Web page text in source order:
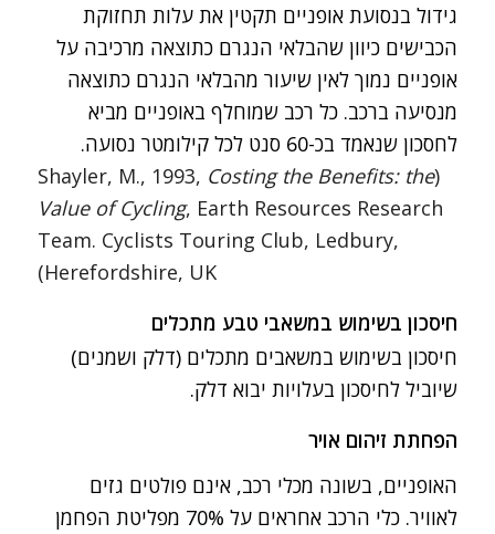
גידול בנסועת אופניים תקטין את עלות תחזוקת
הכבישים כיוון שהבלאי הנגרם כתוצאה מרכיבה על
אופניים נמוך לאין שיעור מהבלאי הנגרם כתוצאה
מנסיעה ברכב. כל רכב שמוחלף באופניים מביא
לחסכון שנאמד בכ-60 סנט לכל קילומטר נסועה.
(Shayler, M., 1993,
Costing the Benefits: the
Value of Cycling, Earth Resources Research
Team. Cyclists Touring Club, Ledbury,
Herefordshire, UK)
חיסכון בשימוש במשאבי טבע מתכלים
חיסכון בשימוש במשאבים מתכלים (דלק ושמנים)
שיוביל לחיסכון בעלויות יבוא דלק.
הפחתת זיהום אויר
האופניים, בשונה מכלי רכב, אינם פולטים גזים
לאוויר. כלי הרכב אחראים על 70% מפליטת הפחמן